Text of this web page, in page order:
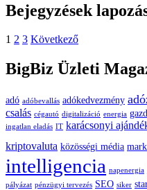
Bejegyzések
1 2 3 Következő
BigBiz Üzleti
adó adóbevallás adókedvezmény
csalás cégautó digitalizáció energia
ingatlan eladás IT karácsonyi
kriptovaluta közösségi média
intelligencia napenergia
pályázat pénzügyi tervezés SEO siker